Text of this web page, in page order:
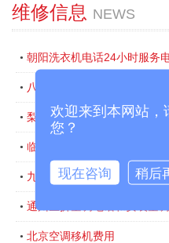
维修信息 NEWS
• 朝阳洗衣机电话24小时服务
• 八里桥拆空调与安装空调服务
• 梨园拆空调与安装空调服务
• 临河里拆空调与安装空调服务
• 九棵树拆空调与安装空调服
• 通州区拆空调电话和安装空调
• 北京空调移机费用
欢迎来到本网站，
您？
现在咨询 稍后